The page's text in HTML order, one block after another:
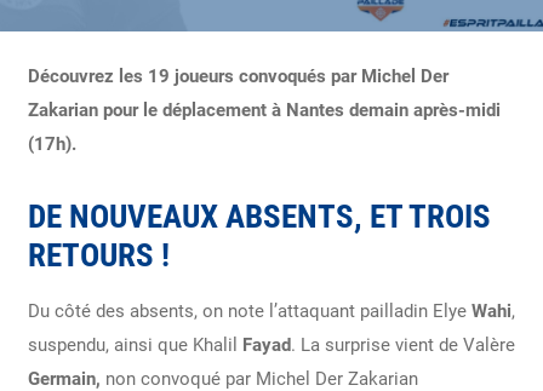
Découvrez les 19 joueurs convoqués par Michel Der
Zakarian pour le déplacement à Nantes demain après-midi
(17h).
DE NOUVEAUX ABSENTS, ET TROIS
RETOURS !
Du côté des absents, on note l’attaquant pailladin Elye Wahi,
suspendu, ainsi que Khalil Fayad. La surprise vient de Valère
Germain, non convoqué par Michel Der Zakarian